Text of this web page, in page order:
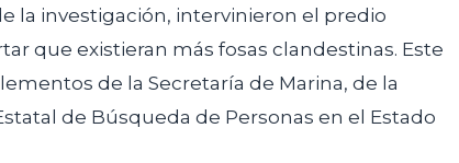
la investigación, intervinieron el predio
que existieran más fosas clandestinas. Este
de la Secretaría de Marina, de la
de Búsqueda de Personas en el Estado